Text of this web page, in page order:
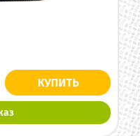
КУПИТЬ